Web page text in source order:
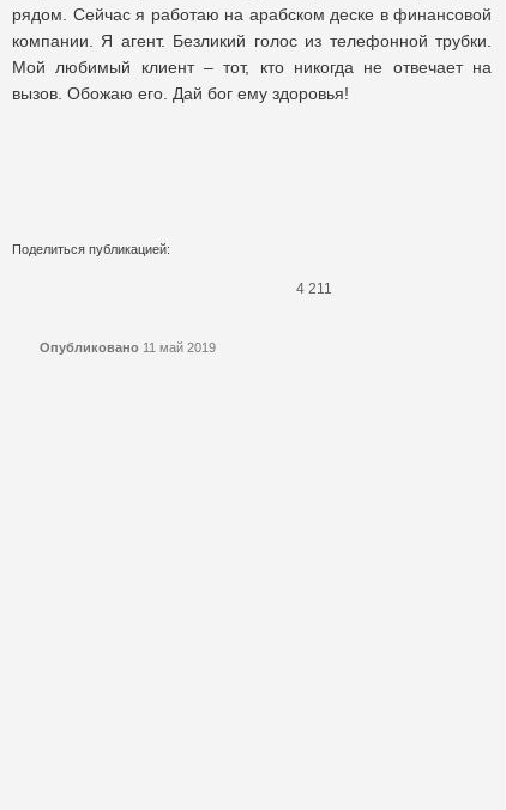
рядом. Сейчас я работаю на арабском деске в финансовой
компании. Я агент. Безликий голос из телефонной трубки.
Мой любимый клиент – тот, кто никогда не отвечает на
вызов. Обожаю его. Дай бог ему здоровья!
Поделиться публикацией:
4 211
Опубликовано 11 май 2019